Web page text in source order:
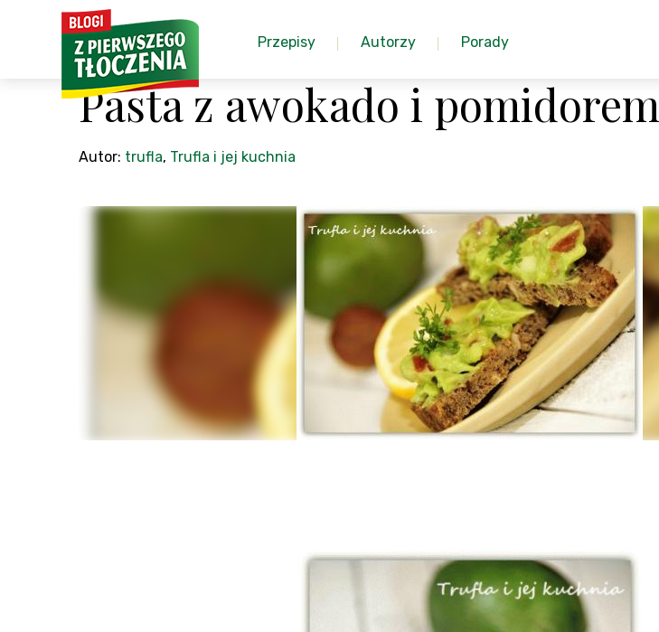
Przepisy Autorzy Porady
Pasta z awokado i pomidorem
Autor: trufla, Trufla i jej kuchnia